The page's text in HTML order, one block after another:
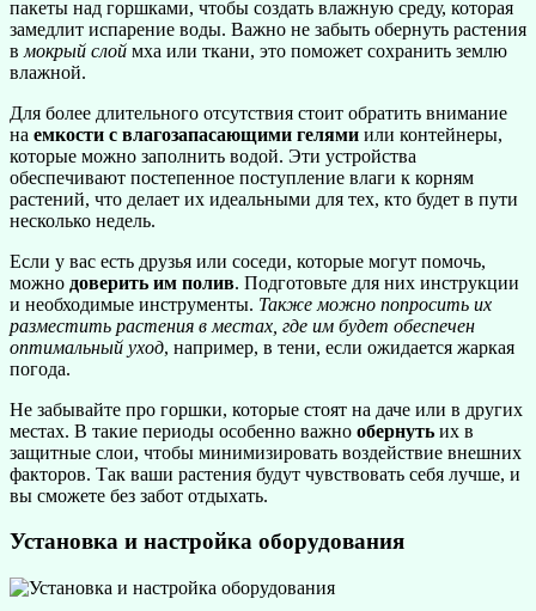
пакеты над горшками, чтобы создать влажную среду, которая
замедлит испарение воды. Важно не забыть обернуть растения
в мокрый слой мха или ткани, это поможет сохранить землю
влажной.
Для более длительного отсутствия стоит обратить внимание
на емкости с влагозапасающими гелями или контейнеры,
которые можно заполнить водой. Эти устройства
обеспечивают постепенное поступление влаги к корням
растений, что делает их идеальными для тех, кто будет в пути
несколько недель.
Если у вас есть друзья или соседи, которые могут помочь,
можно доверить им полив. Подготовьте для них инструкции
и необходимые инструменты. Также можно попросить их
разместить растения в местах, где им будет обеспечен
оптимальный уход, например, в тени, если ожидается жаркая
погода.
Не забывайте про горшки, которые стоят на даче или в других
местах. В такие периоды особенно важно обернуть их в
защитные слои, чтобы минимизировать воздействие внешних
факторов. Так ваши растения будут чувствовать себя лучше, и
вы сможете без забот отдыхать.
Установка и настройка оборудования